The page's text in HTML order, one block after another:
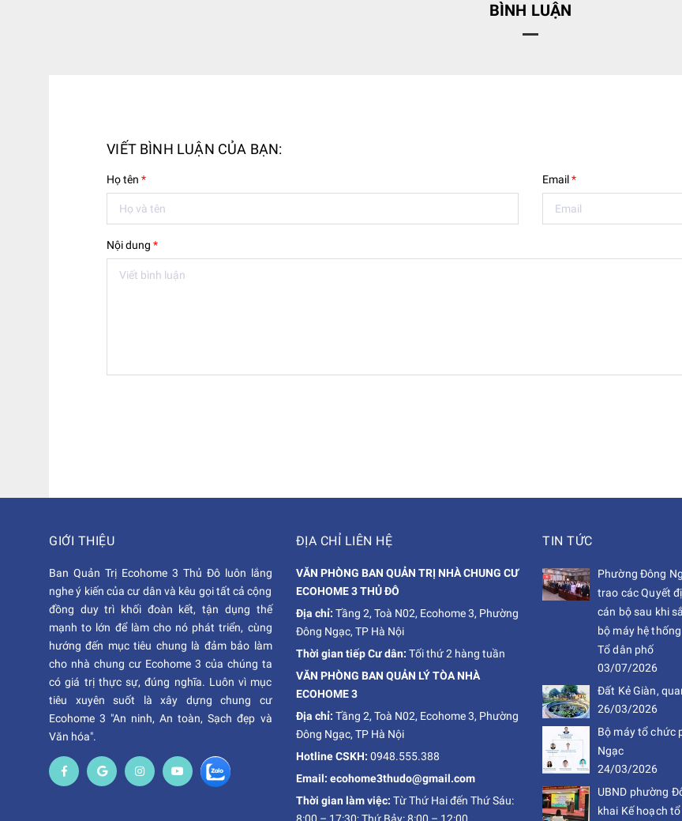
BÌNH LUẬN
VIẾT BÌNH LUẬN CỦA BẠN:
Họ tên* Email*
Nội dung*
GIỚI THIỆU
Ban Quản Trị Ecohome 3 Thủ Đô luôn lắng
nghe ý kiến của cư dân và kêu gọi tất cả cộng
đồng duy trì khối đoàn kết, tận dụng thế
mạnh to lớn để làm cho nó phát triển, cùng
hướng đến mục tiêu chung là đảm bảo làm
cho nhà chung cư Ecohome 3 của chúng ta
có giá trị thực sự, đúng nghĩa. Luôn vì mục
tiêu xuyên suốt là xây dựng chung cư
Ecohome 3 "An ninh, An toàn, Sạch đẹp và
Văn hóa".
ĐỊA CHỈ LIÊN HỆ
VĂN PHÒNG BAN QUẢN TRỊ NHÀ CHUNG CƯ
ECOHOME 3 THỦ ĐÔ
Địa chỉ: Tầng 2, Toà N02, Ecohome 3, Phường
Đông Ngạc, TP Hà Nội
Thời gian tiếp Cư dân: Tối thứ 2 hàng tuần
VĂN PHÒNG BAN QUẢN LÝ TÒA NHÀ
ECOHOME 3
Địa chỉ: Tầng 2, Toà N02, Ecohome 3, Phường
Đông Ngạc, TP Hà Nội
Hotline CSKH: 0948.555.388
Email: ecohome3thudo@gmail.com
Thời gian làm việc: Từ Thứ Hai đến Thứ Sáu:
TIN TỨC
Phường Đông
trao các Quyết
cán bộ sau khi
bộ máy hệ
Tổ dân phố
03/07/2026
Đất Kẻ Giàn,
26/03/2026
Bộ máy tổ chức
Ngạc
24/03/2026
UBND phường
khai Kế hoạch